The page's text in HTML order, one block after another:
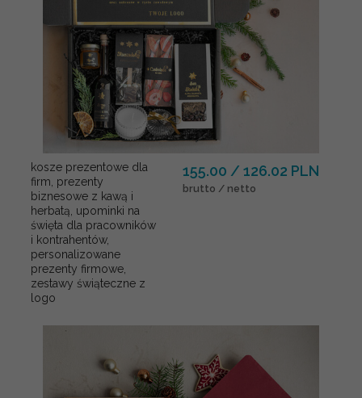
kosze prezentowe dla
firm, prezenty
biznesowe z kawą i
herbatą, upominki na
święta dla pracowników
i kontrahentów,
personalizowane
prezenty firmowe,
zestawy świąteczne z
logo
155.00 / 126.02 PLN
brutto / netto